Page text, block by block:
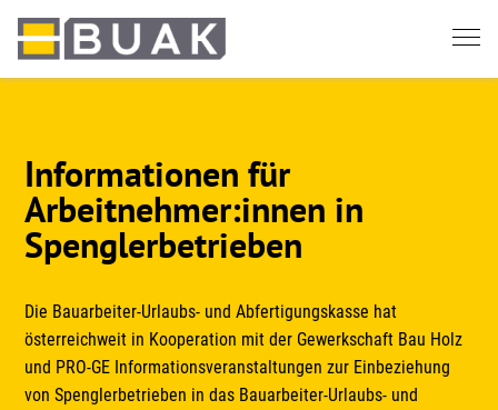
Springe
zum
Informationen für
Arbeitnehmer:innen in
Spenglerbetrieben
Die Bauarbeiter-Urlaubs- und Abfertigungskasse hat
österreichweit in Kooperation mit der Gewerkschaft Bau Holz
und PRO-GE Informationsveranstaltungen zur Einbeziehung
von Spenglerbetrieben in das Bauarbeiter-Urlaubs- und